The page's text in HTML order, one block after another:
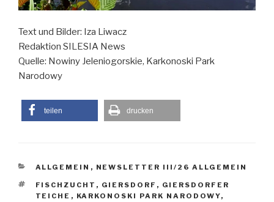
Text und Bilder: Iza Liwacz
Redaktion SILESIA News
Quelle: Nowiny Jeleniogorskie, Karkonoski Park
Narodowy
teilen drucken
KATEGORIEN
ALLGEMEIN , NEWSLETTER III/26 ALLGEMEIN
SCHLAGWÖRTER
FISCHZUCHT , GIERSDORF , GIERSDORFER
TEICHE , KARKONOSKI PARK NARODOWY,